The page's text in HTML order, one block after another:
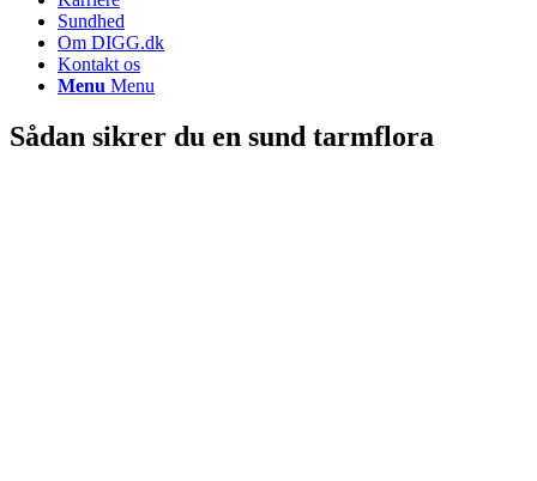
Sundhed
Om DIGG.dk
Kontakt os
Menu Menu
Sådan sikrer du en sund tarmflora